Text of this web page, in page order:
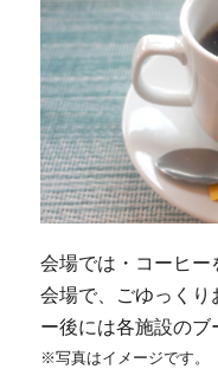
会場では・コーヒー
会場で、ごゆっくり
ー後には各施設のブ
※写真はイメージです。